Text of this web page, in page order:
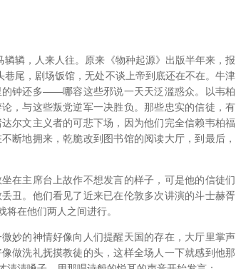
辚，人来人往。原来《物种起源》出版半年来，报
尾，剧场饭馆，无处不谈上帝到底还在不在。牛津
钟还多——哪容这些邪说一天天泛滥惑众。以韦柏
，与这些叛党逆军一决胜负。那些忠实的信徒，有
尔文主义者的可悲下场，因为他们完全信赖韦柏福
断地拥来，乾脆改到图书馆的阅读大厅，到最后，
主席台上故作不想发言的样子，可是他的信徒们
丑。他们看见了近来已在伦敦多次讲演的斗士赫胥
在他们两人之间进行。
的神情好像向人们提醒天国的存在，大厅里掌声
做洗礼抚摸教徒的头，这样全场人一下就感到他那